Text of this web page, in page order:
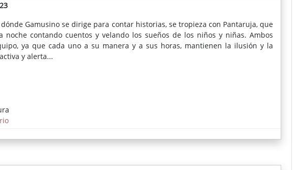
Gamusino se dirige para contar historias, se tropieza con Pantaruja, que
noche contando cuentos y velando los sueños de los niños y niñas. Ambos
ya que cada uno a su manera y a sus horas, mantienen la ilusión y la
y alerta...